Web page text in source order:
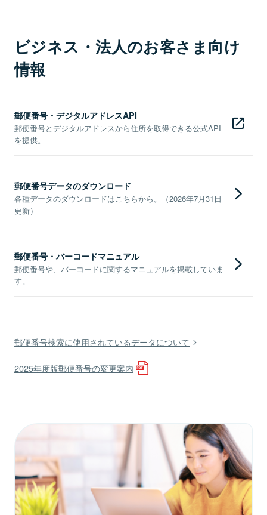
ビジネス・法人のお客さま向け
情報
郵便番号・デジタルアドレスAPI
郵便番号とデジタルアドレスから住所を取得できる公式API
を提供。
郵便番号データのダウンロード
各種データのダウンロードはこちらから。（2026年7月31日
更新）
郵便番号・バーコードマニュアル
郵便番号や、バーコードに関するマニュアルを掲載していま
す。
郵便番号検索に使用されているデータについて
2025年度版郵便番号の変更案内